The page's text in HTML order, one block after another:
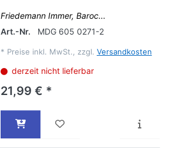
Friedemann Immer, Baroc...
Art.-Nr.
MDG 605 0271-2
* Preise inkl. MwSt., zzgl. Versandkosten
derzeit nicht lieferbar
21,99 € *